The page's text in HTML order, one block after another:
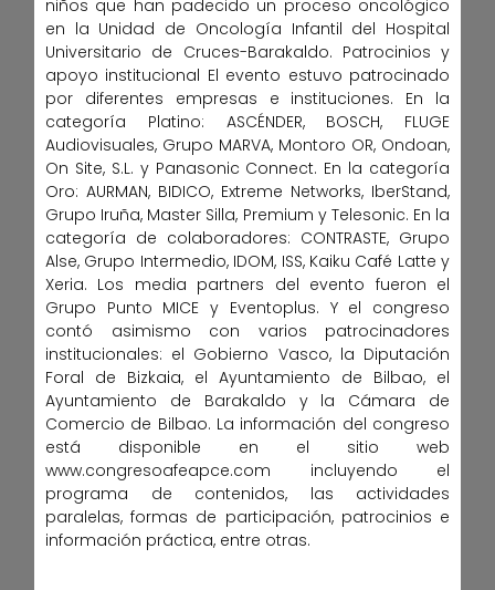
niños que han padecido un proceso oncológico
en la Unidad de Oncología Infantil del Hospital
Universitario de Cruces-Barakaldo. Patrocinios y
apoyo institucional El evento estuvo patrocinado
por diferentes empresas e instituciones. En la
categoría Platino: ASCÉNDER, BOSCH, FLUGE
Audiovisuales, Grupo MARVA, Montoro OR, Ondoan,
On Site, S.L. y Panasonic Connect. En la categoría
Oro: AURMAN, BIDICO, Extreme Networks, IberStand,
Grupo Iruña, Master Silla, Premium y Telesonic. En la
categoría de colaboradores: CONTRASTE, Grupo
Alse, Grupo Intermedio, IDOM, ISS, Kaiku Café Latte y
Xeria. Los media partners del evento fueron el
Grupo Punto MICE y Eventoplus. Y el congreso
contó asimismo con varios patrocinadores
institucionales: el Gobierno Vasco, la Diputación
Foral de Bizkaia, el Ayuntamiento de Bilbao, el
Ayuntamiento de Barakaldo y la Cámara de
Comercio de Bilbao. La información del congreso
está disponible en el sitio web
www.congresoafeapce.com incluyendo el
programa de contenidos, las actividades
paralelas, formas de participación, patrocinios e
información práctica, entre otras.